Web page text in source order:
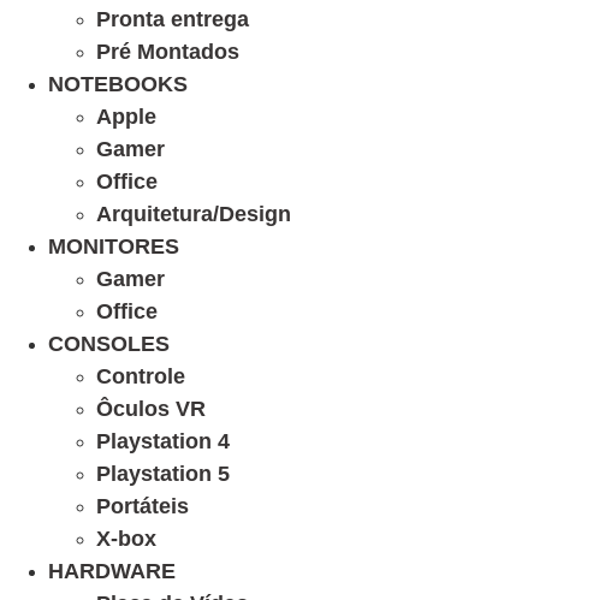
Pronta entrega
Pré Montados
NOTEBOOKS
Apple
Gamer
Office
Arquitetura/Design
MONITORES
Gamer
Office
CONSOLES
Controle
Ôculos VR
Playstation 4
Playstation 5
Portáteis
X-box
HARDWARE